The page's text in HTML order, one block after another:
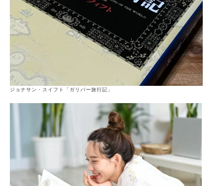
ジョナサン・スイフト「ガリバー旅行記」